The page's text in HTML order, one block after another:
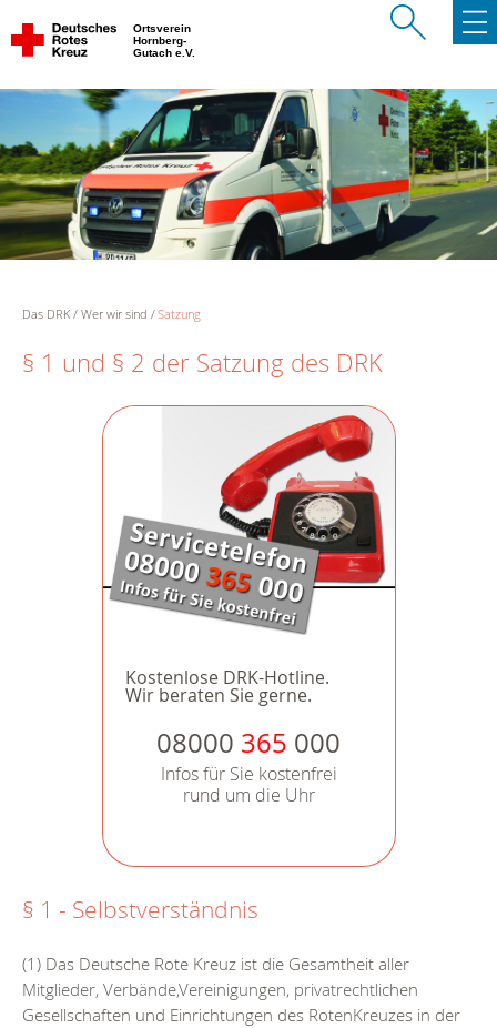
Ortsverein
Hornberg-
Gutach e.V.
Das DRK Wer wir sind Satzung
§ 1 und § 2 der Satzung des DRK
Kostenlose DRK-Hotline.
Wir beraten Sie gerne.
08000 365 000
Infos für Sie kostenfrei
rund um die Uhr
§ 1 - Selbstverständnis
(1) Das Deutsche Rote Kreuz ist die Gesamtheit aller
Mitglieder, Verbände,Vereinigungen, privatrechtlichen
Gesellschaften und Einrichtungen des RotenKreuzes in der